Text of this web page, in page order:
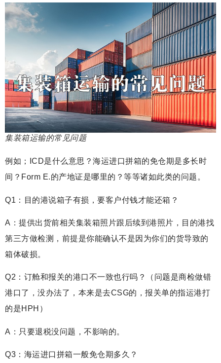
集装箱运输的常见问题
例如；ICD是什么意思？海运进口拼箱的免仓期是多长时
间？Form E.的产地证是哪里的？等等诸如此类的问题。
Q1：目的港说箱子有损，要客户付钱才能还箱？
A：提供出货前相关集装箱照片跟后续到港照片，目的港找
第三方做检测，前提是你能确认不是因为你们的货导致的
箱体破损。
Q2：订舱和报关的港口不一致也行吗？（问题是商检做错
港口了，没办法了，本来是去CSG的，报关单的指运港打
的是HPH）
A：只要退税没问题，不影响的。
Q3：海运进口拼箱一般免仓期多久？